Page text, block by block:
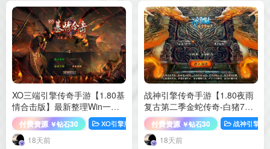
XO三端引擎传奇手游【1.80基
情合击版】最新整理Win一键
服务端+PC安卓苹果+详细搭建
教程付费资源 ￥钻石30 XO引擎版本 端游源码
18天前
战神引擎传奇手游【1.80夜雨
复古第二季金蛇传奇-白猪7免
授权】最新整理Win一键服务
端+GM充值后台+安卓苹果双
端+详细搭建教程+视频教程
付费资源 ￥钻石30 战神引擎
18天前